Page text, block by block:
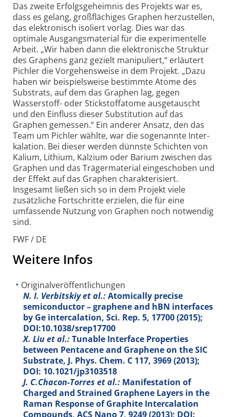
Das zweite Erfolgsgeheimnis des Projekts war es,
dass es gelang, groß­flächiges Graphen herzustellen,
das elektronisch isoliert vorlag. Dies war das
optimale Ausgangs­material für die experimentelle
Arbeit. „Wir haben dann die elektronische Struktur
des Graphens ganz gezielt manipuliert,“ erläutert
Pichler die Vorgehens­weise in dem Projekt. „Dazu
haben wir beispielsweise bestimmte Atome des
Substrats, auf dem das Graphen lag, gegen
Wasserstoff- oder Stickstoff­atome ausgetauscht
und den Einfluss dieser Substitution auf das
Graphen gemessen.“ Ein anderer Ansatz, den das
Team um Pichler wählte, war die sogenannte Inter­
kalation. Bei dieser werden dünnste Schichten von
Kalium, Lithium, Kalzium oder Barium zwischen das
Graphen und das Träger­material eingeschoben und
der Effekt auf das Graphen charakterisiert.
Insgesamt ließen sich so in dem Projekt viele
zusätzliche Fortschritte erzielen, die für eine
umfassende Nutzung von Graphen noch notwendig
sind.
FWF / DE
Weitere Infos
Originalveröffentlichungen
N. I. Verbitskiy et al.:Atomically precise
semiconductor – graphene and hBN interfaces
by Ge intercalation, Sci. Rep. 5, 17700 (2015);
DOI:10.1038/srep17700
X. Liu et al.:Tunable Interface Properties
between Pentacene and Graphene on the SIC
Substrate, J. Phys. Chem. C 117, 3969 (2013);
DOI: 10.1021/jp3103518
J. C.Chacon-Torres et al.: Manifestation of
Charged and Strained Graphene Layers in the
Raman Response of Graphite Intercalation
Compounds, ACS Nano7, 9249 (2013); DOI: